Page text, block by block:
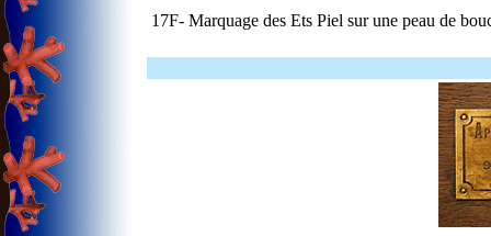
17F- Marquage des Ets Piel sur une peau de